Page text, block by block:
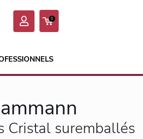
0
Cristal suremballés